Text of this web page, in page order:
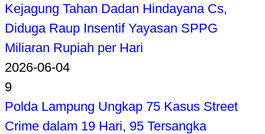
Kejagung Tahan Dadan Hindayana Cs,
Diduga Raup Insentif Yayasan SPPG
Miliaran Rupiah per Hari
2026-06-04
9
Polda Lampung Ungkap 75 Kasus Street
Crime dalam 19 Hari, 95 Tersangka